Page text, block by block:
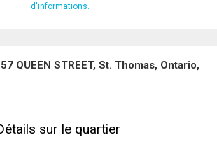
d'informations.
QUEEN STREET, St. Thomas, Ontario,
sur le quartier